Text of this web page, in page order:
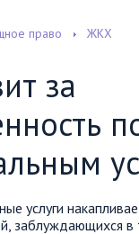
право ЖКХ
за
услуги
заблуждающихся в